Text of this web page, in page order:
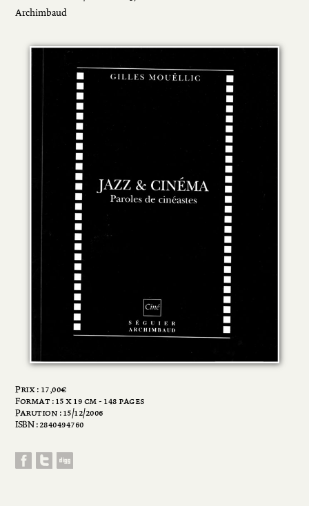
Archimbaud
Prix : 17,00€
Format : 15 x 19 cm - 148 pages
Parution : 15/12/2006
ISBN : 2840494760